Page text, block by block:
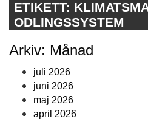
ETIKETT:
ODLINGSSYSTEM
Arkiv: Månad
juli 2026
juni 2026
maj 2026
april 2026